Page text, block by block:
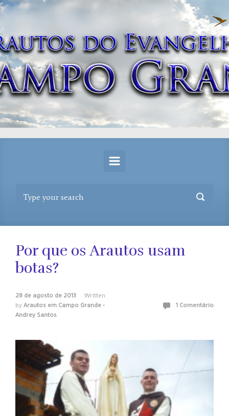
Skip to main content
Por que os Arautos usam
botas?
28 de agosto de 2013
Written
by Arautos em Campo Grande -
Andrey Santos
1 Comentário